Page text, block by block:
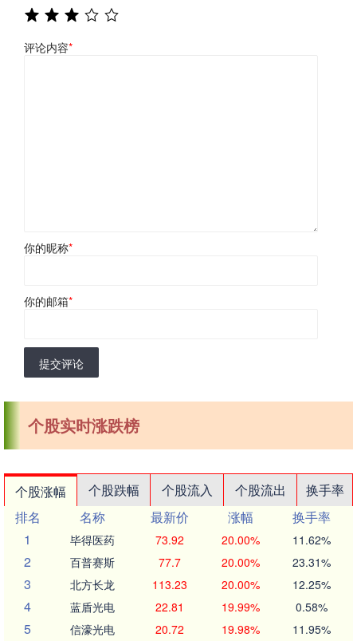
评论内容*
你的昵称*
你的邮箱*
提交评论
个股实时涨跌榜
个股涨幅 个股跌幅 个股流入 个股流出
换手率
排名
名称 最新价 涨幅
换手率
1
毕得医药 73.92 20.00% 11.62%
2 百普赛斯 77.7 20.00% 23.31%
3 北方长龙 113.23 20.00% 12.25%
4 蓝盾光电 22.81 19.99% 0.58%
5 信濠光电 20.72 19.98% 11.95%